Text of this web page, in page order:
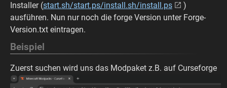
Installer (start.sh/start.ps/install.sh/install.ps
)
ausführen. Nun nur noch die forge Version unter Forge-
Version.txt eintragen.
Beispiel
Zuerst suchen wird uns das Modpaket z.B. auf Curseforge